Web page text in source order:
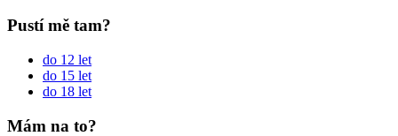
Pustí mě tam?
do 12 let
do 15 let
do 18 let
Mám na to?